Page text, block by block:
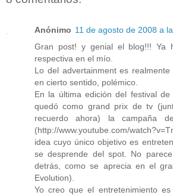
Anónimo 11 de agosto de 2008 a
Gran post! y genial el blog!!! Ya
respectiva en el mío.
Lo del advertainment es
en cierto sentido, polémico.
En la última edición del festival de
quedó como grand prix de tv
recuerdo ahora) la campaña
(http://www.youtube.com/
idea cuyo único objetivo es
se desprende del spot. No
detrás, como se aprecia en el
Evolution).
Yo creo que el entretenimiento